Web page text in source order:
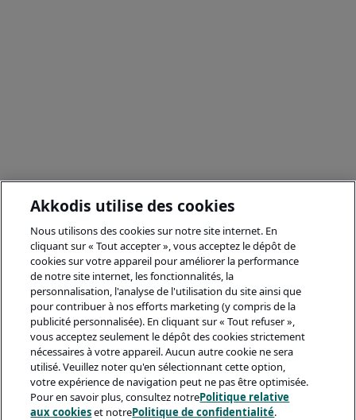
Akkodis utilise des cookies
Nous utilisons des cookies sur notre site internet. En
cliquant sur « Tout accepter », vous acceptez le dépôt de
cookies sur votre appareil pour améliorer la performance
de notre site internet, les fonctionnalités, la
personnalisation, l'analyse de l'utilisation du site ainsi que
pour contribuer à nos efforts marketing (y compris de la
publicité personnalisée). En cliquant sur « Tout refuser »,
vous acceptez seulement le dépôt des cookies strictement
nécessaires à votre appareil. Aucun autre cookie ne sera
utilisé. Veuillez noter qu'en sélectionnant cette option,
votre expérience de navigation peut ne pas être optimisée.
Pour en savoir plus, consultez notrePolitique relative
aux cookieset notrePolitique de confidentialité.